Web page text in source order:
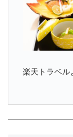
楽天トラベル